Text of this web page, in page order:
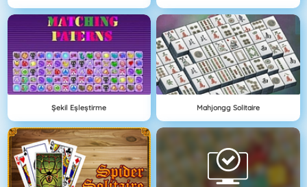
Şekil Eşleştirme Mahjongg Solitaire